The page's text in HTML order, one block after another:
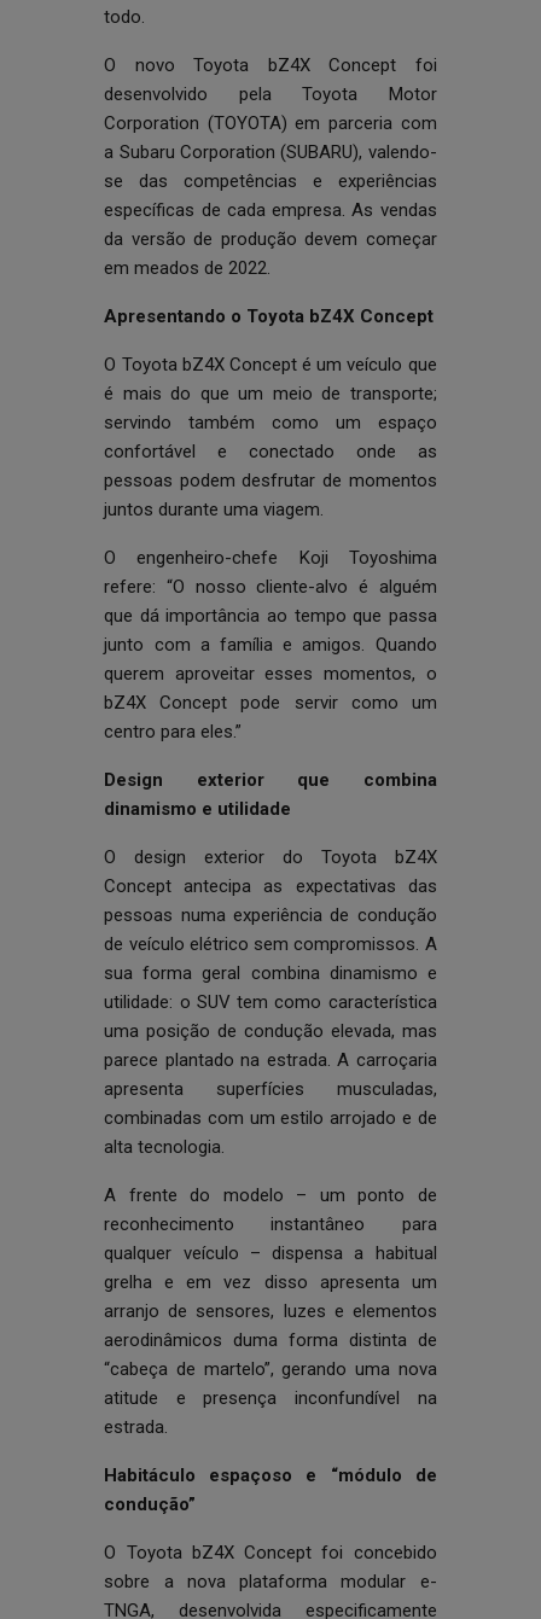
todo.
O novo Toyota bZ4X Concept foi
desenvolvido pela Toyota Motor
Corporation (TOYOTA) em parceria com
a Subaru Corporation (SUBARU), valendo-
se das competências e experiências
específicas de cada empresa. As vendas
da versão de produção devem começar
em meados de 2022.
Apresentando o Toyota bZ4X Concept
O Toyota bZ4X Concept é um veículo que
é mais do que um meio de transporte;
servindo também como um espaço
confortável e conectado onde as
pessoas podem desfrutar de momentos
juntos durante uma viagem.
O engenheiro-chefe Koji Toyoshima
refere: “O nosso cliente-alvo é alguém
que dá importância ao tempo que passa
junto com a família e amigos. Quando
querem aproveitar esses momentos, o
bZ4X Concept pode servir como um
centro para eles.”
Design exterior que combina
dinamismo e utilidade
O design exterior do Toyota bZ4X
Concept antecipa as expectativas das
pessoas numa experiência de condução
de veículo elétrico sem compromissos. A
sua forma geral combina dinamismo e
utilidade: o SUV tem como característica
uma posição de condução elevada, mas
parece plantado na estrada. A carroçaria
apresenta superfícies musculadas,
combinadas com um estilo arrojado e de
alta tecnologia.
A frente do modelo – um ponto de
reconhecimento instantâneo para
qualquer veículo – dispensa a habitual
grelha e em vez disso apresenta um
arranjo de sensores, luzes e elementos
aerodinâmicos duma forma distinta de
“cabeça de martelo”, gerando uma nova
atitude e presença inconfundível na
estrada.
Habitáculo espaçoso e “módulo de
condução”
O Toyota bZ4X Concept foi concebido
sobre a nova plataforma modular e-
TNGA, desenvolvida especificamente